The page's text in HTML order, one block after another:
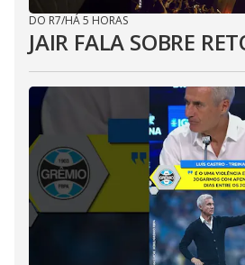
DO R7/HÁ 5 HORAS
JAIR FALA SOBRE